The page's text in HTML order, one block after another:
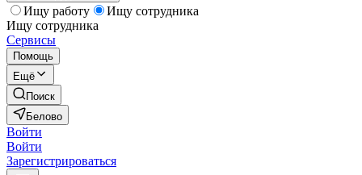
Ищу работу
Ищу сотрудника
Ищу сотрудника
Сервисы
Помощь
Ещё
Поиск
Белово
Войти
Войти
Зарегистрироваться